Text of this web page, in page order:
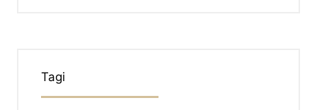
Tagi